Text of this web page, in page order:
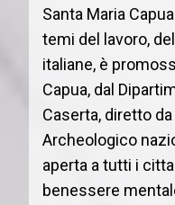
Santa Maria
temi del lavoro,
italiane, è
Capua, dal
Caserta, diretto
Archeologico
aperta a tutti i
benessere